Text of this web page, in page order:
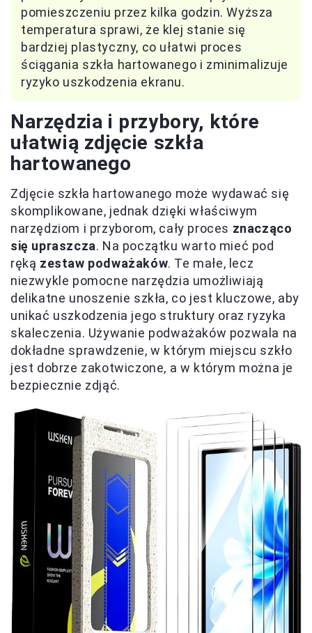
pomieszczeniu przez kilka godzin. Wyższa
temperatura sprawi, że klej stanie się
bardziej plastyczny, co ułatwi proces
ściągania szkła hartowanego i zminimalizuje
ryzyko uszkodzenia ekranu.
Narzędzia i przybory, które
ułatwią zdjęcie szkła
hartowanego
Zdjęcie szkła hartowanego może wydawać się
skomplikowane, jednak dzięki właściwym
narzędziom i przyborom, cały proces znacząco
się upraszcza. Na początku warto mieć pod
ręką zestaw podważaków. Te małe, lecz
niezwykle pomocne narzędzia umożliwiają
delikatne unoszenie szkła, co jest kluczowe, aby
unikać uszkodzenia jego struktury oraz ryzyka
skaleczenia. Używanie podważaków pozwala na
dokładne sprawdzenie, w którym miejscu szkło
jest dobrze zakotwiczone, a w którym można je
bezpiecznie zdjąć.